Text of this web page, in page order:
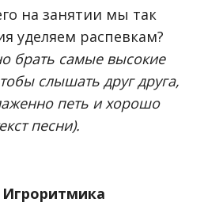
на занятии мы так
уделяем распевкам?
брать самые высокие
слышать друг друга,
петь и хорошо
песни).
Игроритмика